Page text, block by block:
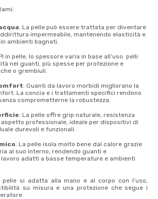
: La pelle può essere trattata per diventare
impermeabile, mantenendo elasticità e
ambienti bagnati.
in pelle, lo spessore varia in base all’uso: pelli
nei guanti, più spesse per protezione e
o grembiuli.
: Guanti da lavoro morbidi migliorano la
La concia e i trattamenti specifici rendono
comprometterne la robustezza.
: La pelle offre grip naturale, resistenza
aspetto professionale, ideale per dispositivi di
durevoli e funzionali.
: La pelle isola molto bene dal calore grazie
al suo interno, rendendo guanti e
adatti a basse temperature e ambienti
pelle si adatta alla mano e al corpo con l’uso,
su misura e una protezione che segue i